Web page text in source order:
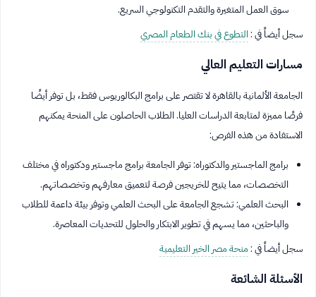
سوق العمل المتغيرة والتقدم التكنولوجي السريع.
سجل أيضاً في :التطوع في بنك الطعام المصري
مسارات التعليم العالي
الجامعة الألمانية بالقاهرة لا تقتصر على برامج البكالوريوس فقط، بل توفر أيضًا
فرصًا مميزة لمتابعة الدراسات العليا. الطلاب الحاصلون على المنحة يمكنهم
الاستفادة من هذه الفرص:
برامج الماجستير والدكتوراه: توفر الجامعة برامج ماجستير ودكتوراه في مختلف
التخصصات، مما يتيح للخريجين فرصة لتعميق معارفهم وتخصصاتهم.
البحث العلمي: تشجع الجامعة على البحث العلمي وتوفر بيئة داعمة للطلاب
والباحثين، مما يسهم في تطوير الابتكار والحلول للتحديات المعاصرة.
سجل أيضاً في :منحة مصر الخير التعليمية
الأسئلة الشائعة